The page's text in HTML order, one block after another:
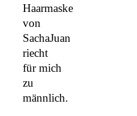
Haarmaske
von
SachaJuan
riecht
für mich
zu
männlich.